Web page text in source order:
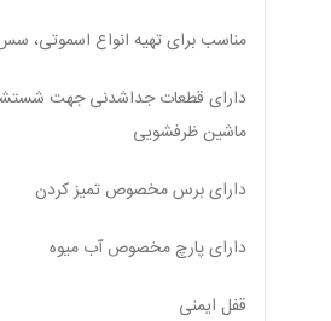
مناسب برای تهیه انواع اسموتی،
دارای قطعات جداشدنی جهت
ماشین ظرفشویی
دارای برس مخصوص تمیز کردن
دارای پارچ مخصوص آب میوه
قفل ایمنی